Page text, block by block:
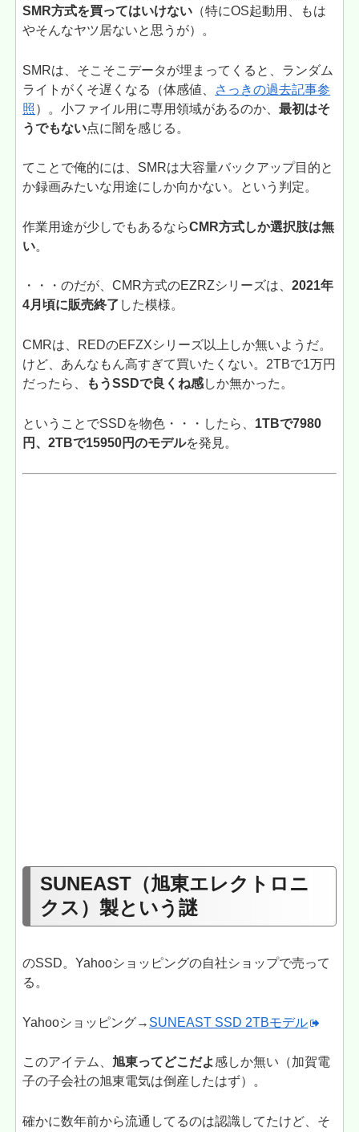
SMR方式を買ってはいけない （特にOS起動用、もは
やそんなヤツ居ないと思うが）。
SMRは、そこそこデータが埋まってくると、ランダム
ライトがくそ遅くなる（体感値、
さっきの過去記事参
照）。小ファイル用に専用領域があるのか、最初はそ
うでもない点に闇を感じる。
てことで俺的には、SMRは大容量バックアップ目的と
か録画みたいな用途にしか向かない。という判定。
作業用途が少しでもあるならCMR方式しか選択肢は無
い。
・・・のだが、CMR方式のEZRZシリーズは、2021年
4月頃に販売終了 した模様。
CMRは、REDのEFZXシリーズ以上しか無いようだ。
けど、あんなもん高すぎて買いたくない。2TBで1万円
だったら、
もうSSDで良くね感しか無かった。
ということでSSDを物色・・・したら、 1TBで7980
円、2TBで15950円のモデルを発見。
SUNEAST（旭東エレクトロニ
クス）製という謎
のSSD。Yahooショッピングの自社ショップで売って
る。
Yahooショッピング→ SUNEAST SSD 2TBモデル
このアイテム、 旭東ってどこだよ感しか無い（加賀電
子の子会社の旭東電気は倒産したはず）。
確かに数年前から流通してるのは認識してたけど、そ